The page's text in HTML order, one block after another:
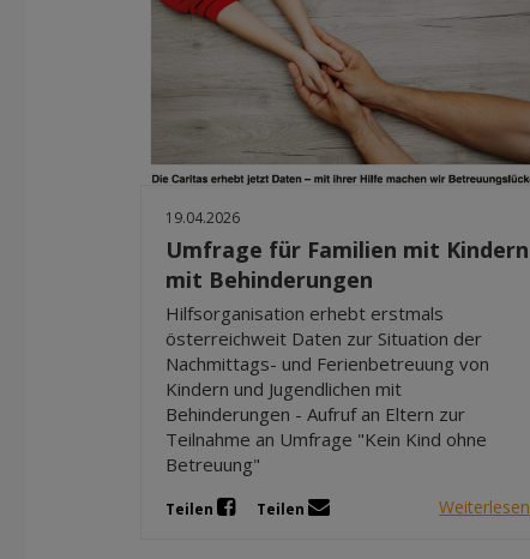
19.04.2026
Umfrage für Familien mit Kindern
mit Behinderungen
Hilfsorganisation erhebt erstmals
österreichweit Daten zur Situation der
Nachmittags- und Ferienbetreuung von
Kindern und Jugendlichen mit
Behinderungen - Aufruf an Eltern zur
Teilnahme an Umfrage "Kein Kind ohne
Betreuung"
Teilen Teilen Weiterlesen